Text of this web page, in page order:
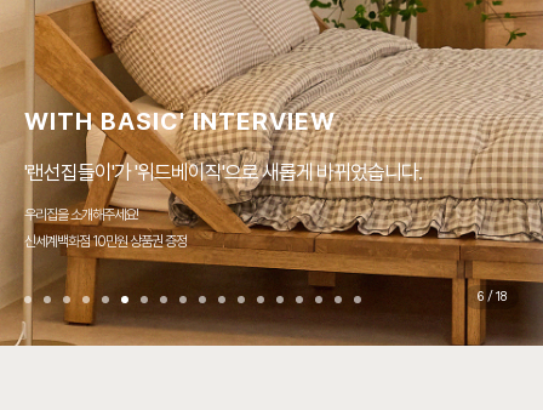
SBS 방송출연 기념 할인 이벤트
쿠폰 2종 자동발급, 전제품 10% 할인 자동 적용
회원가입/로그인 후 최대 혜택으로 만나는 베이직가구
2026. 8. 6 ~ 8. 12
FREE A/S SERVICE
국내최초 무상 A/S 서비스 이벤트!
가구업체 최초 5·20 보증관리 시스템
2026. 8. 1 ~ 8. 31
매장 전시품 최대 할인 이벤트
매트리스 반의 반값+3가지 시리즈 반값
직접 보고, 만져보고, 앉아보고 구매하세요 (일부품목 제외)
2026. 8. 1 ~ 8. 31
FREE A/S SERVICE
국내최초 무상 A/S 서비스 이벤트!
가구업체 최초 5·20 보증관리 시스템
2026. 8. 1 ~ 8. 31
SBS 방송출연 기념 할인 이벤트
쿠폰 2종 자동발급, 전제품 10% 할인 자동 적용
회원가입/로그인 후 최대 혜택으로 만나는 베이직가구
2026. 8. 6 ~ 8. 12
WITH BASIC' INTERVIEW
'랜선집들이'가 '위드베이직'으로 새롭게 바뀌었습니다.
우리집을 소개해주세요!
신세계백화점 10만원 상품권 증정
SBS 방송출연 기념 할인 이벤트
쿠폰 2종 자동발급, 전제품 10% 할인 자동 적용
회원가입/로그인 후 최대 혜택으로 만나는 베이직가구
2026. 8. 6 ~ 8. 12
ACTUAL MEASUREMENT SERVICE
우리 집에 꼭 맞는 원목가구, 실측 서비스 OPEN!
전세계 어디든, 전국 어디든,
생산자 대표가 직접 방문합니다.
SBS 방송출연 기념 할인 이벤트
쿠폰 2종 자동발급, 전제품 10% 할인 자동 적용
회원가입/로그인 후 최대 혜택으로 만나는 베이직가구
2026. 8. 6 ~ 8. 12
CUT-OFF ~80%
4,000평대 초대형 규모 사옥
S급 전시품 5,000여가지 최대할인
2026. 8. 6 ~ 8. 12
SBS 방송출연 기념 할인 이벤트
쿠폰 2종 자동발급, 전제품 10% 할인 자동 적용
회원가입/로그인 후 최대 혜택으로 만나는 베이직가구
2026. 8. 6 ~ 8. 12
BASIC IN JEJU
제주에서도 베이직가구!
마음을 담아 전하는 제주 배송비 50% 할인 이벤트
2026. 8. 1 ~ 8. 31
SBS 방송출연 기념 할인 이벤트
쿠폰 2종 자동발급, 전제품 10% 할인 자동 적용
회원가입/로그인 후 최대 혜택으로 만나는 베이직가구
2026. 8. 6 ~ 8. 12
PROVE A QUALITY
품질을 증명하다.
오랜시간 함께할 원목가구를 찾고 계시는 분들께.
베이직가구를 이용해야 할 다섯가지 이유!
PROVE A DESIGN
디자인을 증명하다.
당신의 소중한 일상을 함께할 원목가구
베이직가구의 디자인 컬렉션을 소개합니다.
“압구정 최고의 만족도를 위한 전용원목가구”
전용원목가구라는 달콤한 단어.
오직 베이직에서만 누릴 수 있는 사치입니다.
“원목가구의 역사를 씁니다.”
Since1995, 2대를 이어 온 원목가구의 헤리티지 베이직가구.
한세기를 넘어 지금까지 대한민국 원목가구의 역사를 써나가고 있습니다.
“손에 닿는 모든 것의 최고의 디자인”
튀지 않는다. 우아하게 어울린다. 매일매일 행복이 쌓인다.
원목이 주는 안락하고 따뜻한 이미지가 너무 좋은 것 같아요.
6 /18